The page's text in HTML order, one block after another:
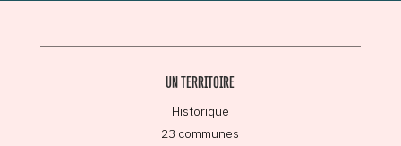
UN TERRITOIRE
Historique
23 communes